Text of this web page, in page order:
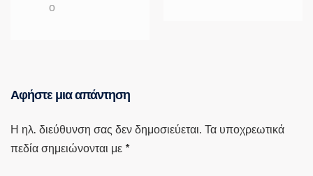
ο
Αφήστε μια απάντηση
Η ηλ. διεύθυνση σας δεν δημοσιεύεται. Τα υποχρεωτικά
πεδία σημειώνονται με *